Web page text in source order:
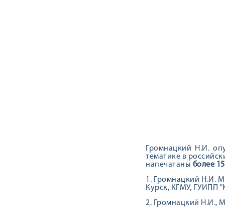
Громнацкий Н.И.
тематике в
напечатаны более
1. Громнацкий Н.И.
Курск, КГМУ, ГУИПП
2. Громнацкий Н.И.,